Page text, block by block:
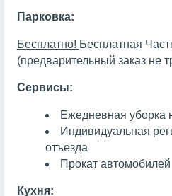
Парковка:
Бесплатно! Бесплатная
(предварительный заказ не
Сервисы:
Ежедневная уборка
Индивидуальная
отъезда
Прокат автомобилей
Кухня: